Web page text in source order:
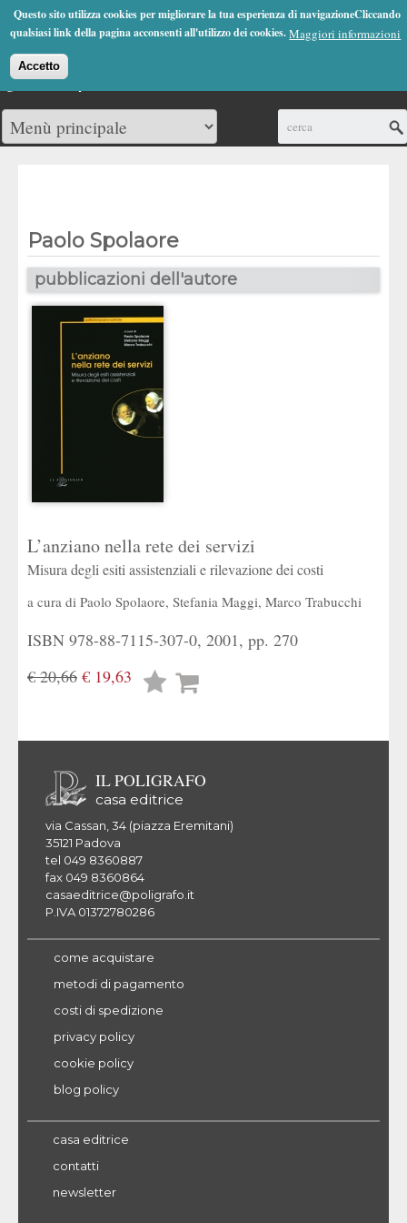
Questo sito utilizza cookies per migliorare la tua esperienza di navigazioneCliccando
qualsiasi link della pagina acconsenti all'utilizzo dei cookies.Maggiori informazioni
Accetto
Jump to Navigation
(0)
Paolo Spolaore
pubblicazioni dell'autore
L’anziano nella rete dei servizi
Misura degli esiti assistenziali e rilevazione dei costi
a cura di Paolo Spolaore, Stefania Maggi, Marco Trabucchi
ISBN 978-88-7115-307-0, 2001, pp. 270
€ 20,66 € 19,63
Lista
IL POLIGRAFO
casa editrice
via Cassan, 34 (piazza Eremitani)
35121 Padova
tel 049 8360887
fax 049 8360864
casaeditrice@poligrafo.it
P.IVA 01372780286
come acquistare
metodi di pagamento
costi di spedizione
privacy policy
cookie policy
blog policy
casa editrice
contatti
newsletter